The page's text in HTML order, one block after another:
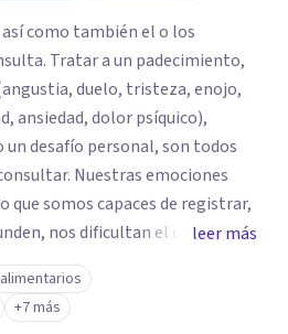
como también el o los
Tratar a un padecimiento,
duelo, tristeza, enojo,
ansiedad, dolor psíquico),
desafío personal, son todos
Nuestras emociones
que somos capaces de registrar,
nos dificultan el camino, la
diario. Cuando nos resultan
nuestra psiquis puede
que hasta el momento
leer más
+7 más